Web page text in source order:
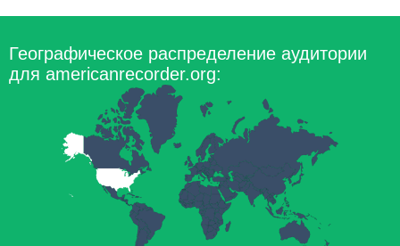
Географическое распределение аудитории
для americanrecorder.org: